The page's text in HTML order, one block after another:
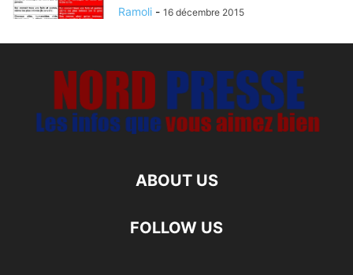
Ramoli - 16 décembre 2015
ABOUT US
FOLLOW US